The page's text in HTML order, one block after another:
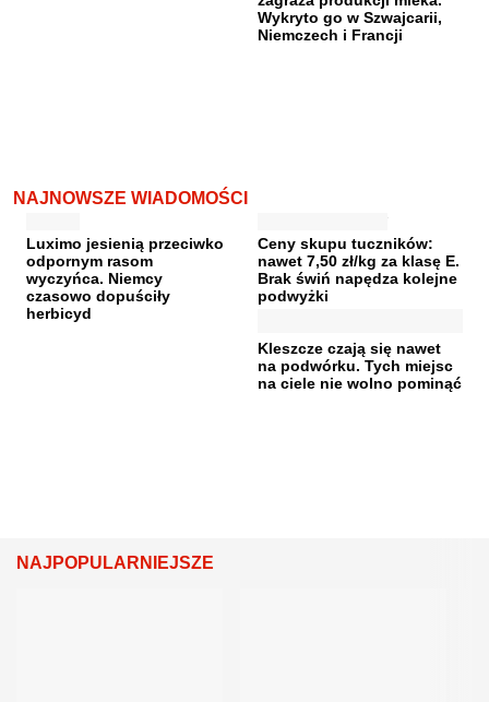
Wykryto go w Szwajcarii,
Niemczech i Francji
NAJNOWSZE WIADOMOŚCI
Luximo jesienią przeciwko
odpornym rasom
wyczyńca. Niemcy
czasowo dopuściły
herbicyd
Ceny skupu tuczników:
nawet 7,50 zł/kg za klasę E.
Brak świń napędza kolejne
podwyżki
Kleszcze czają się nawet
na podwórku. Tych miejsc
na ciele nie wolno pominąć
NAJPOPULARNIEJSZE